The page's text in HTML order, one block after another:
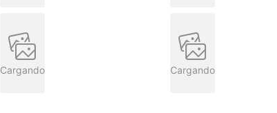
Cargando Cargando